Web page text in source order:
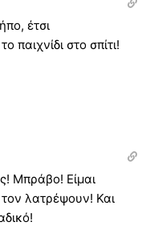
έτσι
παιχνίδι στο σπίτι!
Μπράβο! Είμαι
λατρέψουν! Και